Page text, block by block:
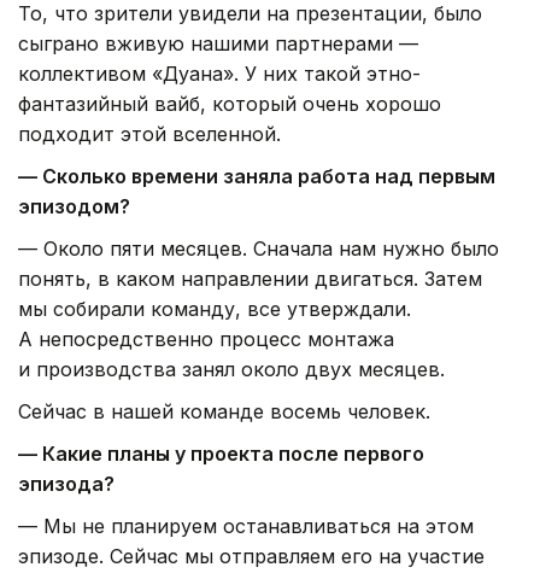
То, что зрители увидели на презентации, было
сыграно вживую нашими партнерами —
коллективом «Дуана». У них такой этно-
фантазийный вайб, который очень хорошо
подходит этой вселенной.
— Сколько времени заняла работа над первым
эпизодом?
— Около пяти месяцев. Сначала нам нужно было
понять, в каком направлении двигаться. Затем
мы собирали команду, все утверждали.
А непосредственно процесс монтажа
и производства занял около двух месяцев.
Сейчас в нашей команде восемь человек.
— Какие планы у проекта после первого
эпизода?
— Мы не планируем останавливаться на этом
эпизоде. Сейчас мы отправляем его на участие